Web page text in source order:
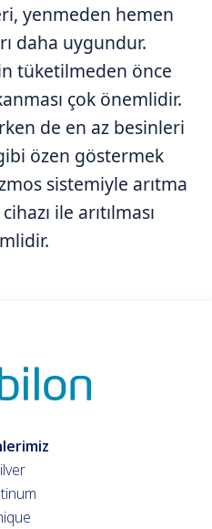
yenmeden hemen
daha uygundur.
tüketilmeden önce
çok önemlidir.
de en az besinleri
özen göstermek
sistemiyle arıtma
ile arıtılması